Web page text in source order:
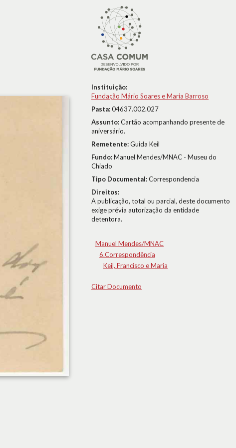
Instituição:
Fundação Mário Soares e Maria Barroso
Pasta:04637.002.027
Assunto:Cartão acompanhando presente de
aniversário.
Remetente:Guida Keil
Fundo:Manuel Mendes/MNAC - Museu do
Chiado
Tipo Documental:Correspondencia
Direitos:
A publicação, total ou parcial, deste documento
exige prévia autorização da entidade
detentora.
Manuel Mendes/MNAC
6.Correspondência
Keil, Francisco e Maria
Citar Documento